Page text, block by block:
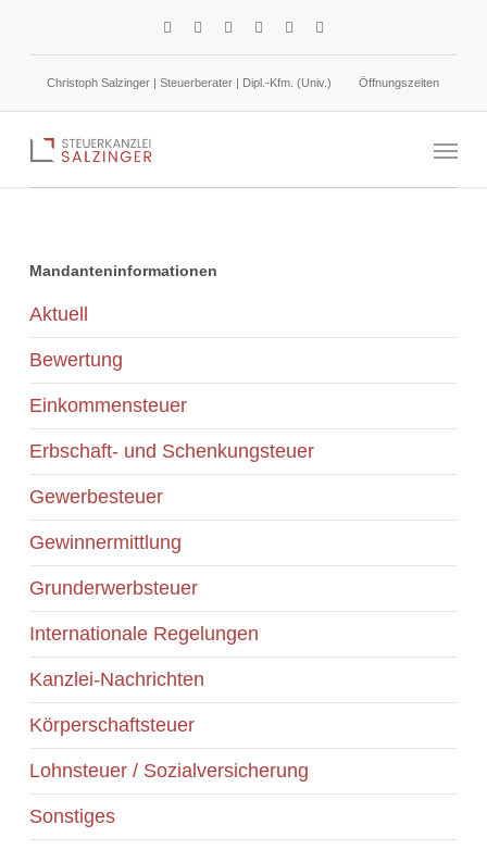
contentChristoph Salzinger | Steuerberater | Dipl.-Kfm. (Univ.) Öffnungszeiten
Menu
Mandanteninformationen
Aktuell
Bewertung
Einkommensteuer
Erbschaft- und Schenkungsteuer
Gewerbesteuer
Gewinnermittlung
Grunderwerbsteuer
Internationale Regelungen
Kanzlei-Nachrichten
Körperschaftsteuer
Lohnsteuer / Sozialversicherung
Sonstiges